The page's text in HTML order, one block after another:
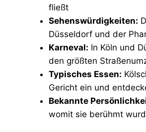
fließt
Sehenswürdigkeiten:
Düsseldorf und der
Karneval: In Köln und
den größten
Typisches Essen:
Gericht ein und
Bekannte
womit sie berühmt